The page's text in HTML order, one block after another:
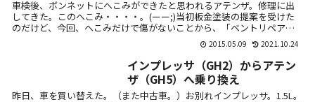
車検後、ボンネットにへこみができたと思われるアテンザ。修理に出
してきた。このへこみ・・・・。(ーー;)当初板金塗装の提案を受けた
のだけど、今回、へこみだけで傷がないことから、「ベントリペア」
2015.05.09 2021.10.24
インプレッサ（GH2）からアテン
ザ（GH5）へ乗り換え
昨日、車を買い替えた。（また中古車。）お別れインプレッサ。1.5L。